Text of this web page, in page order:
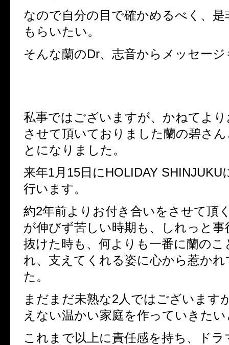
なので自分の目で確かめるべく、是
もらいたい。
そんな蘭のDr、志音からメッセー
私事ではございますが、かねてよ
させて頂いておりました蘭の碧さ
とになりました。
来年1月15日にHOLIDAY SHINJUKU
行います。
約2年前よりお付き合いをさせて頂
が伸びず苦しい時期も、しれっと事
抜けた時も、何よりも一番に蘭の
れ、支えてくれる姿に心から惹か
た。
まだまだ未熟な2人ではございます
えない温かい家庭を作っていきた
これまで以上に責任感を持ち、ド